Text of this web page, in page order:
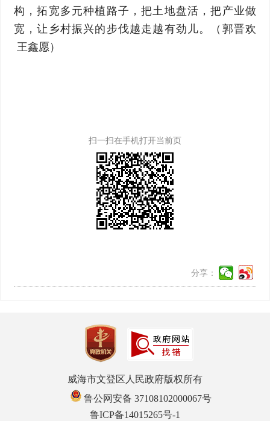
构，拓宽多元种植路子，把土地盘活，把产业做
宽，让乡村振兴的步伐越走越有劲儿。（郭晋欢
王鑫愿）
扫一扫在手机打开当前页
分享：
威海市文登区人民政府版权所有
鲁公网安备 37108102000067号
鲁ICP备14015265号-1